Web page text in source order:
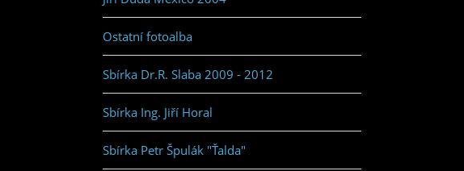
Ostatní fotoalba
Sbírka Dr.R. Slaba 2009 - 2012
Sbírka Ing. Jiří Horal
Sbírka Petr Špulák "Ťalda"